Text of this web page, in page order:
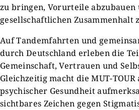
zu bringen, Vorurteile abzubauen
gesellschaftlichen Zusammenhalt
Auf Tandemfahrten und
durch Deutschland erleben die
Gemeinschaft, Vertrauen und
Gleichzeitig macht die MUT-
psychischer Gesundheit
sichtbares Zeichen gegen